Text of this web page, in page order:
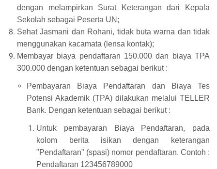
dengan melampirkan Surat Keterangan dari Kepala
Sekolah sebagai Peserta UN;
Sehat Jasmani dan Rohani, tidak buta warna dan tidak
menggunakan kacamata (lensa kontak);
Membayar biaya pendaftaran 150.000 dan biaya TPA
300.000 dengan ketentuan sebagai berikut :
Pembayaran Biaya Pendaftaran dan Biaya Tes
Potensi Akademik (TPA) dilakukan melalui TELLER
Bank. Dengan ketentuan sebagai berikut :
Untuk pembayaran Biaya Pendaftaran, pada
kolom berita isikan dengan keterangan
"Pendaftaran" (spasi) nomor pendaftaran. Contoh :
Pendaftaran 123456789000